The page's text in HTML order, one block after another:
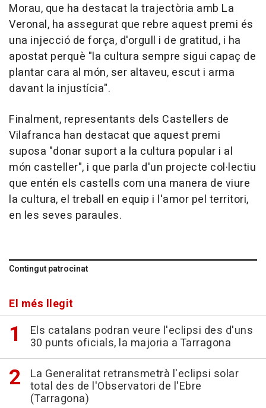
Morau, que ha destacat la trajectòria amb La
Veronal, ha assegurat que rebre aquest premi és
una injecció de força, d'orgull i de gratitud, i ha
apostat perquè "la cultura sempre sigui capaç de
plantar cara al món, ser altaveu, escut i arma
davant la injustícia".
Finalment, representants dels Castellers de
Vilafranca han destacat que aquest premi
suposa "donar suport a la cultura popular i al
món casteller", i que parla d'un projecte col·lectiu
que entén els castells com una manera de viure
la cultura, el treball en equip i l'amor pel territori,
en les seves paraules.
Contingut patrocinat
El més llegit
Els catalans podran veure l'eclipsi des d'uns
30 punts oficials, la majoria a Tarragona
La Generalitat retransmetrà l'eclipsi solar
total des de l'Observatori de l'Ebre
(Tarragona)